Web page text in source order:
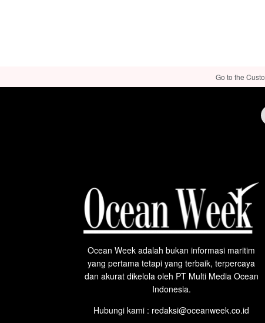
Go to the
Ocean Week adalah bukan informasi maritim
yang pertama tetapi yang terbaik, terpercaya
dan akurat dikelola oleh PT Multi Media Ocean
Indonesia.
Hubungi kami : redaksi@oceanweek.co.id